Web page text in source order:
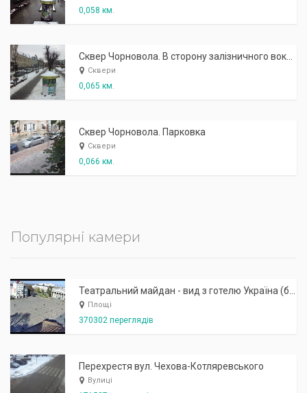
0,058 км.
Сквери
0,065 км.
Сквер Чорновола. Парковка
Сквери
0,066 км.
Популярні камери
Площі
370302 переглядів
Перехрестя вул. Чехова-Котляревського
Вулиці